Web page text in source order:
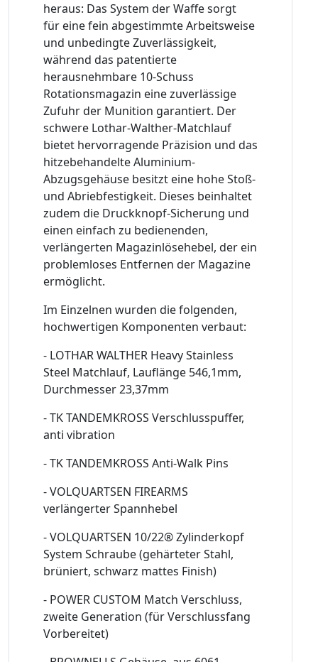
heraus: Das System der Waffe sorgt
für eine fein abgestimmte Arbeitsweise
und unbedingte Zuverlässigkeit,
während das patentierte
herausnehmbare 10-Schuss
Rotationsmagazin eine zuverlässige
Zufuhr der Munition garantiert. Der
schwere Lothar-Walther-Matchlauf
bietet hervorragende Präzision und das
hitzebehandelte Aluminium-
Abzugsgehäuse besitzt eine hohe Stoß-
und Abriebfestigkeit. Dieses beinhaltet
zudem die Druckknopf-Sicherung und
einen einfach zu bedienenden,
verlängerten Magazinlösehebel, der ein
problemloses Entfernen der Magazine
ermöglicht.
Im Einzelnen wurden die folgenden,
hochwertigen Komponenten verbaut:
- LOTHAR WALTHER Heavy Stainless
Steel Matchlauf, Lauflänge 546,1mm,
Durchmesser 23,37mm
- TK TANDEMKROSS Verschlusspuffer,
anti vibration
- TK TANDEMKROSS Anti-Walk Pins
- VOLQUARTSEN FIREARMS
verlängerter Spannhebel
- VOLQUARTSEN 10/22® Zylinderkopf
System Schraube (gehärteter Stahl,
brüniert, schwarz mattes Finish)
- POWER CUSTOM Match Verschluss,
zweite Generation (für Verschlussfang
Vorbereitet)